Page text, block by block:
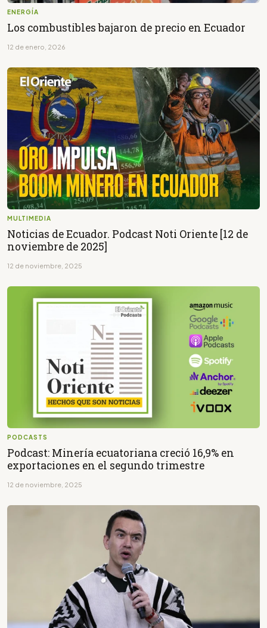
ENERGÍA
Los combustibles bajaron de precio en Ecuador
12 de enero, 2026
MULTIMEDIA
Noticias de Ecuador. Podcast Noti Oriente [12 de
noviembre de 2025]
12 de noviembre, 2025
PODCASTS
Podcast: Minería ecuatoriana creció 16,9% en
exportaciones en el segundo trimestre
12 de noviembre, 2025